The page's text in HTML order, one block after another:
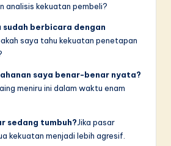
analisis kekuatan pembeli?
sudah berbicara dengan
saya tahu kekuatan penetapan
saya benar-benar nyata?
meniru ini dalam waktu enam
sedang tumbuh?Jika pasar
kekuatan menjadi lebih agresif.